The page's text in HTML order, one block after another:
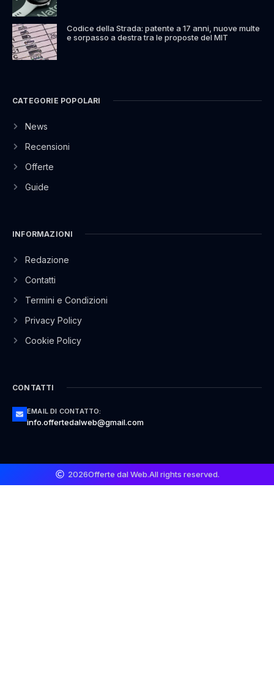
Codice della Strada: patente a 17 anni, nuove multe
e sorpasso a destra tra le proposte del MIT
CATEGORIE POPOLARI
News
Recensioni
Offerte
Guide
INFORMAZIONI
Redazione
Contatti
Termini e Condizioni
Privacy Policy
Cookie Policy
CONTATTI
EMAIL DI CONTATTO:
info.offertedalweb@gmail.com
2026Offerte dal Web.All rights reserved.